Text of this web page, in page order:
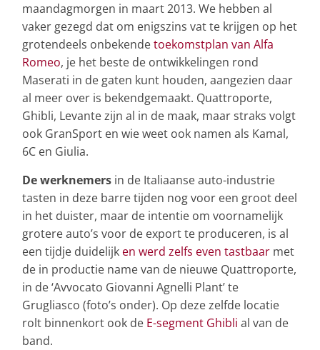
maandagmorgen in maart 2013. We hebben al
vaker gezegd dat om enigszins vat te krijgen op het
grotendeels onbekendetoekomstplan van Alfa
Romeo, je het beste de ontwikkelingen rond
Maserati in de gaten kunt houden, aangezien daar
al meer over is bekendgemaakt. Quattroporte,
Ghibli, Levante zijn al in de maak, maar straks volgt
ook GranSport en wie weet ook namen als Kamal,
6C en Giulia.
De werknemers in de Italiaanse auto-industrie
tasten in deze barre tijden nog voor een groot deel
in het duister, maar de intentie om voornamelijk
grotere auto’s voor de export te produceren, is al
een tijdje duidelijk en werd zelfs even tastbaar met
de in productie name van de nieuwe Quattroporte,
in de ‘Avvocato Giovanni Agnelli Plant’ te
Grugliasco (foto’s onder). Op deze zelfde locatie
rolt binnenkort ook de E-segment Ghibli al van de
band.